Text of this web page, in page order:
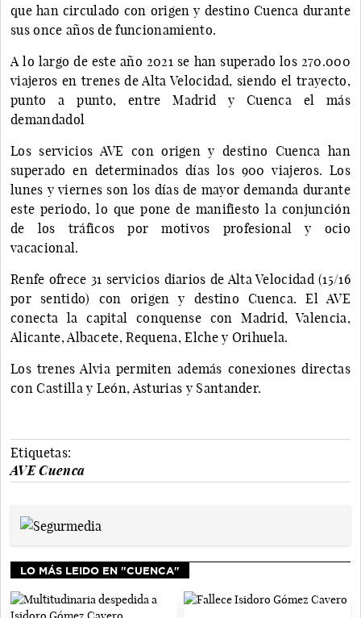
que han circulado con origen y destino Cuenca durante
sus once años de funcionamiento.
A lo largo de este año 2021 se han superado los 270.000
viajeros en trenes de Alta Velocidad, siendo el trayecto,
punto a punto, entre Madrid y Cuenca el más
demandadol
Los servicios AVE con origen y destino Cuenca han
superado en determinados días los 900 viajeros. Los
lunes y viernes son los días de mayor demanda durante
este periodo, lo que pone de manifiesto la conjunción
de los tráficos por motivos profesional y ocio
vacacional.
Renfe ofrece 31 servicios diarios de Alta Velocidad (15/16
por sentido) con origen y destino Cuenca. El AVE
conecta la capital conquense con Madrid, Valencia,
Alicante, Albacete, Requena, Elche y Orihuela.
Los trenes Alvia permiten además conexiones directas
con Castilla y León, Asturias y Santander.
Etiquetas:
AVE Cuenca
LO MÁS LEIDO EN "CUENCA"